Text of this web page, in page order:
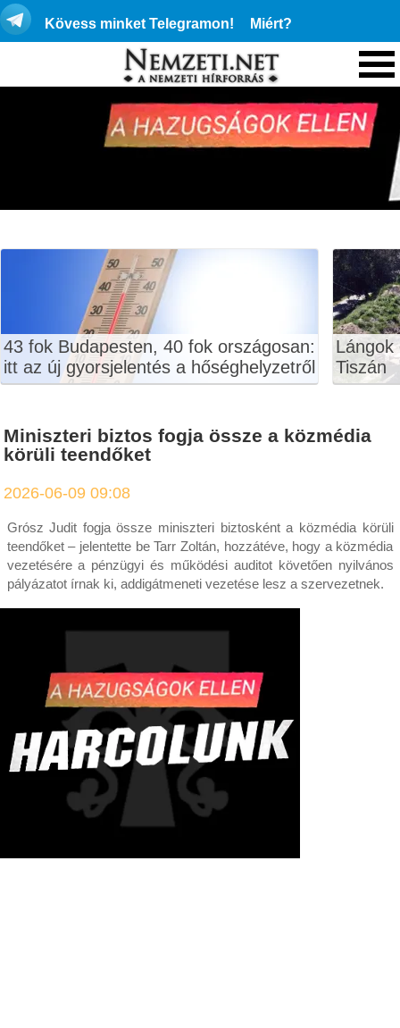
Kövess minket Telegramon! Miért?
43 fok Budapesten, 40 fok országosan:
itt az új gyorsjelentés a hőséghelyzetről
Lángok
Tiszán
Miniszteri biztos fogja össze a közmédia
körüli teendőket
2026-06-09 09:08
Grósz Judit fogja össze miniszteri biztosként a közmédia körüli
teendőket – jelentette be Tarr Zoltán, hozzátéve, hogy a közmédia
vezetésére a pénzügyi és működési auditot követően nyilvános
pályázatot írnak ki, addigátmeneti vezetése lesz a szervezetnek.